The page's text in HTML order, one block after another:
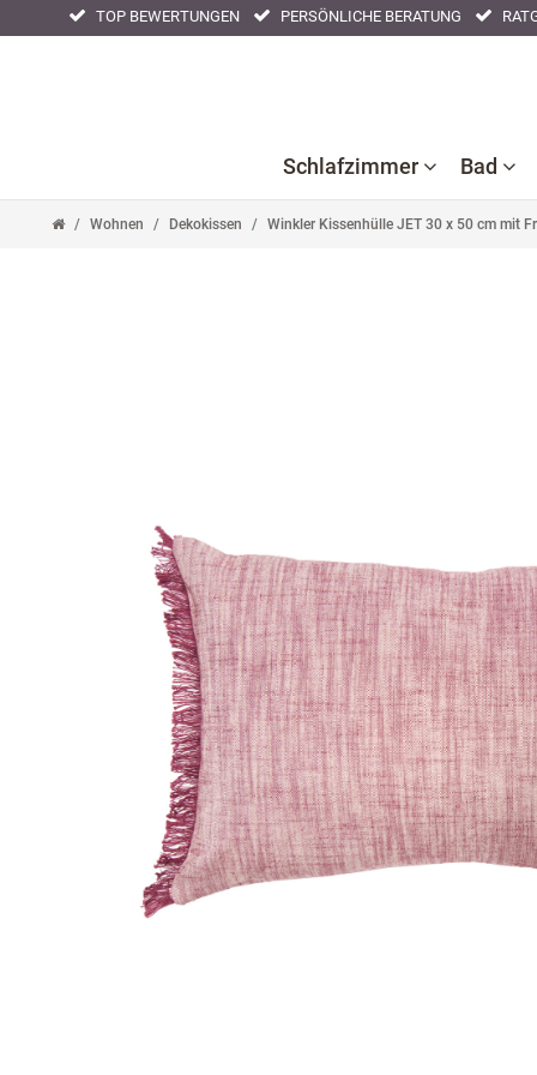
TOP BEWERTUNGEN PERSÖNLICHE BERATUNG
Schlafzimmer Bad
Wohnen Dekokissen Winkler Kissenhülle JET 30 x 50 cm mit